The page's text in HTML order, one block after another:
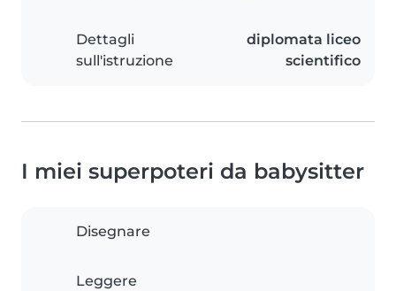
Dettagli
sull'istruzione
diplomata liceo
scientifico
I miei superpoteri da babysitter
Disegnare
Leggere